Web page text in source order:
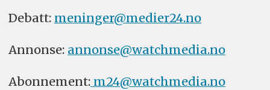
Debatt: meninger@medier24.no
Annonse: annonse@watchmedia.no
Abonnement:m24@watchmedia.no